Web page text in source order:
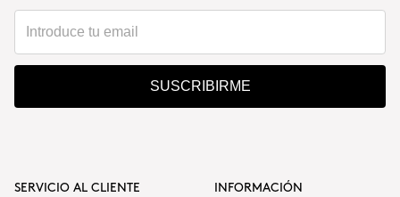
SUSCRIBIRME
SERVICIO AL CLIENTE INFORMACIÓN